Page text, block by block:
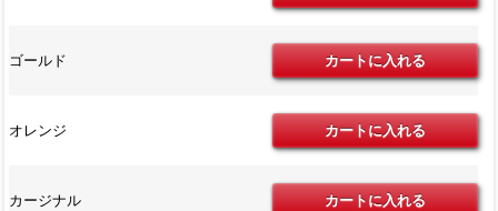
ゴールド
オレンジ
カージナル